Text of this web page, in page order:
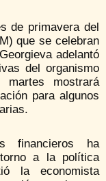
de primavera del
que se celebran
adelantó
del organismo
mostrará
para algunos
financieros ha
a la política
la economista